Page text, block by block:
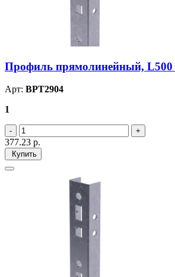
Профиль прямолинейный, L500
Арт: BPT2904
1
377.23 р.
Купить